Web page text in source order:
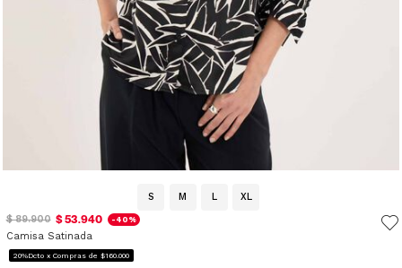
S M L
XL
$ 89.900 $ 53.940 -40%
Camisa Satinada
20%Dcto x Compras de $160.000